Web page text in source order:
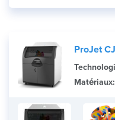
ProJet
Matériaux: